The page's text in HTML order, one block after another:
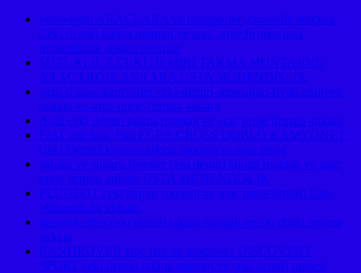
volswagen ARAÇLARA ve transporter ,caravella araçlara
Çeki demiri takma montajı ve araç proje firması usta
mühendislik ankara ostimde
SUZUKI JLX ÇEKİ DEMİRİ TAKMA MONTAJIVE
ARAÇ PROJE ANKARA USTA MÜHENDİSLİK
suzu-d-max-kamyonet-ceki-demiri-montajlari-fiyati-maliyeti-
ankara-ve-arac-proje-firmasi-ankara
Audi çeki demiri takma montajı ve araç proje firması ankara
FIAT araçlara ,Fıat EGEA CROSS DOBLO KAMYONET
Çeki Demiri kancası takma montajı ve araç proje
subaru ve subaru forester çeki demiri takma montajı ve araç
proje firması ankara USTA MÜHENDİSLİK
PEUGEOT çeki demiri montajı ve araç proje firması Usta
Mühendislik ankara ,
peugeot rıfter çeki demiri takma montajı ve çki dmiri projesi
ankara
RANDROVER araç lara ve landrover DISCOVERY
SPORT çeki demiri takma montajı ve çeki demiri projesi